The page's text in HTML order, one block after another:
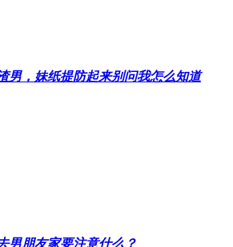
男，妹纸提防起来别问我怎么知道
男朋友家要注意什么？